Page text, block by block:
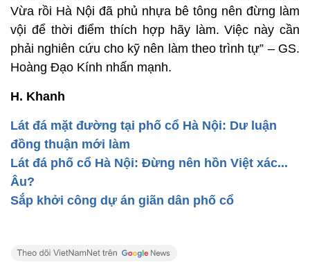
Vừa rồi Hà Nội đã phủ nhựa bê tông nên đừng làm
vội để thời điểm thích hợp hãy làm. Việc này cần
phải nghiên cứu cho kỹ nên làm theo trình tự” – GS.
Hoàng Đạo Kính nhấn mạnh.
H. Khanh
Lát đá mặt đường tại phố cổ Hà Nội: Dư luận
đồng thuận mới làm
Lát đá phố cổ Hà Nội: Đừng nên hồn Việt xác...
Âu?
Sắp khởi công dự án giãn dân phố cổ